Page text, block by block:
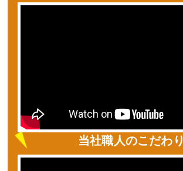
当社職人のこだわり